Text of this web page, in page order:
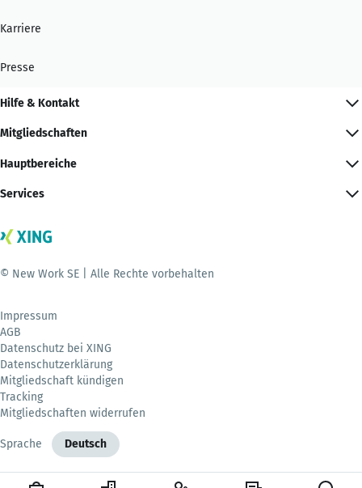
Karriere
Presse
Hilfe & Kontakt
Mitgliedschaften
Hauptbereiche
Services
© New Work SE | Alle Rechte vorbehalten
Impressum
AGB
Datenschutz bei XING
Datenschutzerklärung
Mitgliedschaft kündigen
Tracking
Mitgliedschaften widerrufen
Sprache Deutsch